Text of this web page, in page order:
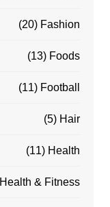
Fashion
(20)
Foods
(13)
Football
(11)
Hair
(5)
Health
(11)
Health & Fitness